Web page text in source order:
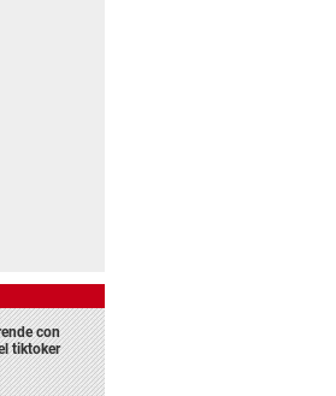
con
tiktoker